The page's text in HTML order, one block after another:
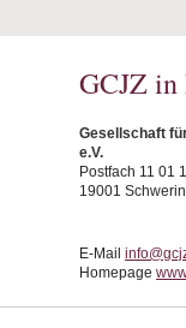
GCJZ in
Gesellschaft
e.V.
Postfach 11 01
19001 Schwerin
E-Mail
Homepage